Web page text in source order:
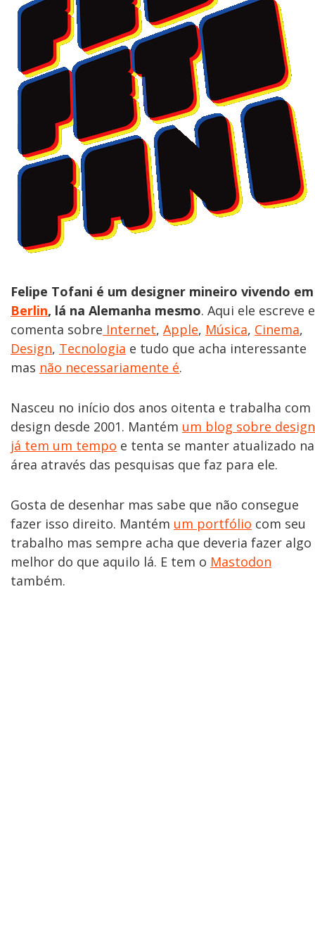
Felipe Tofani é um designer mineiro vivendo em
Berlin, lá na Alemanha mesmo. Aqui ele escreve e
comenta sobre Internet, Apple, Música, Cinema,
Design, Tecnologia e tudo que acha interessante
mas não necessariamente é.
Nasceu no início dos anos oitenta e trabalha com
design desde 2001. Mantém um blog sobre design
já tem um tempo e tenta se manter atualizado na
área através das pesquisas que faz para ele.
Gosta de desenhar mas sabe que não consegue
fazer isso direito. Mantém um portfólio com seu
trabalho mas sempre acha que deveria fazer algo
melhor do que aquilo lá. E tem o Mastodon
também.